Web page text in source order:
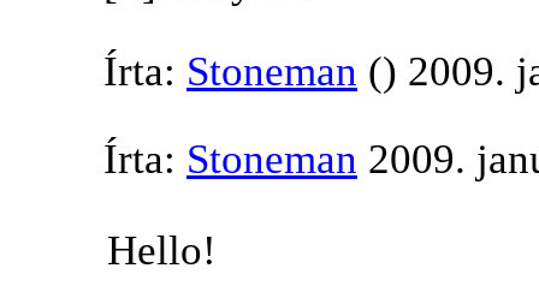
Írta: Stoneman () 2009.
Írta: Stoneman 2009.
Hello!